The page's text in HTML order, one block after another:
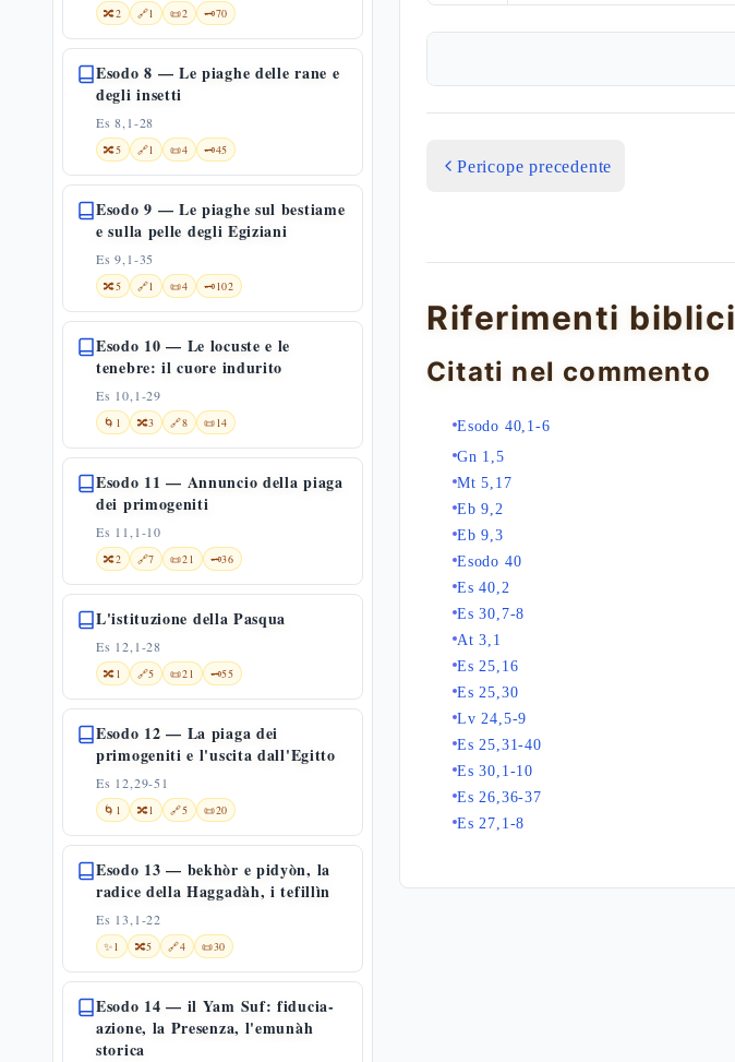
🔀2 🔗1 📜2 🗝️70
Esodo 8 — Le piaghe delle rane e
degli insetti
Es 8,1-28
🔀5 🔗1 📜4 🗝️45
Esodo 9 — Le piaghe sul bestiame
e sulla pelle degli Egiziani
Es 9,1-35
🔀5 🔗1 📜4 🗝️102
Esodo 10 — Le locuste e le
tenebre: il cuore indurito
Es 10,1-29
🌀 1 🔀3 🔗8 📜14
Esodo 11 — Annuncio della piaga
dei primogeniti
Es 11,1-10
🔀2 🔗7 📜21 🗝️36
L'istituzione della Pasqua
Es 12,1-28
🔀1 🔗5 📜21 🗝️55
Esodo 12 — La piaga dei
primogeniti e l'uscita dall'Egitto
Es 12,29-51
🌀 1 🔀1 🔗5 📜20
Esodo 13 — bekhòr e pidyòn, la
radice della Haggadàh, i tefillìn
Es 13,1-22
✨1 🔀5 🔗4 📜30
Esodo 14 — il Yam Suf: fiducia-
azione, la Presenza, l'emunàh
storica
Pericope precedente
Riferimenti biblici
Citati nel commento
Esodo 40,1-6
Gn 1,5
Mt 5,17
Eb 9,2
Eb 9,3
Esodo 40
Es 40,2
Es 30,7-8
At 3,1
Es 25,16
Es 25,30
Lv 24,5-9
Es 25,31-40
Es 30,1-10
Es 26,36-37
Es 27,1-8